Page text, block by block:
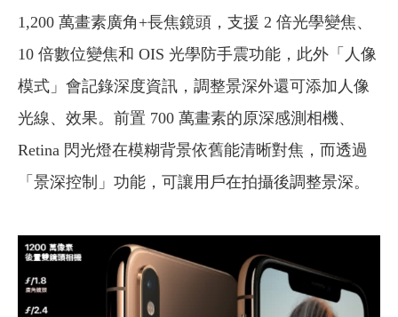
1,200 萬畫素廣角+長焦鏡頭，支援 2 倍光學變焦、
10 倍數位變焦和 OIS 光學防手震功能，此外「人像
模式」會記錄深度資訊，調整景深外還可添加人像
光線、效果。前置 700 萬畫素的原深感測相機、
Retina 閃光燈在模糊背景依舊能清晰對焦，而透過
「景深控制」功能，可讓用戶在拍攝後調整景深。